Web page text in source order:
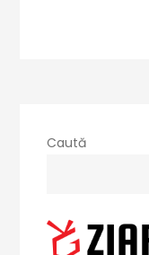
Caută